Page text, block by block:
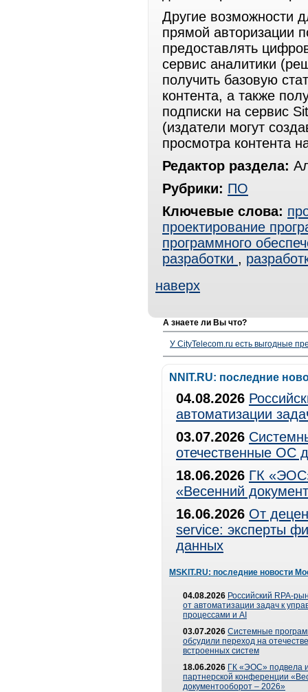
Другие возможности
прямой авторизации
предоставлять
сервис аналитики
получить базовую
контента, а также
подписки на сервис
(издатели могут
просмотра контента
Редактор раздела:
Рубрики: ПО
Ключевые слова:
проектирование
программного
разработки ,
наверх
А знаете ли Вы что?
У CityTelecom.ru есть выгодные
NNIT.RU: последние
04.08.2026
автоматизации
03.07.2026
отечественные ОС
18.06.2026 ГК
«Весенний
16.06.2026 От
service: эксперты
данных
MSKIT.RU: последние новости
04.08.2026 Российский RPA-
от автоматизации задач к
процессами и AI
03.07.2026 Системные
обсудили переход на
встроенных систем
18.06.2026 ГК «ЭОС» подвела
партнерской конференции
документооборот – 2026»